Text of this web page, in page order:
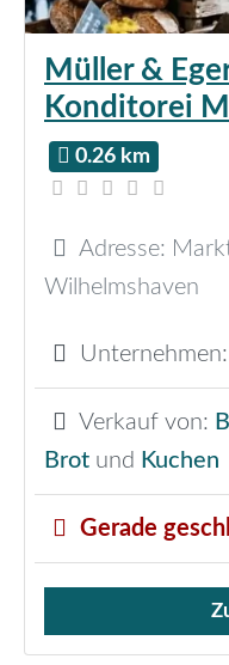
Müller &
Konditorei
0.26 km
Adresse:
Wilhelmshaven
Unternehmen:
Verkauf von:
Brot und Kuchen
Gerade
Verkauf von